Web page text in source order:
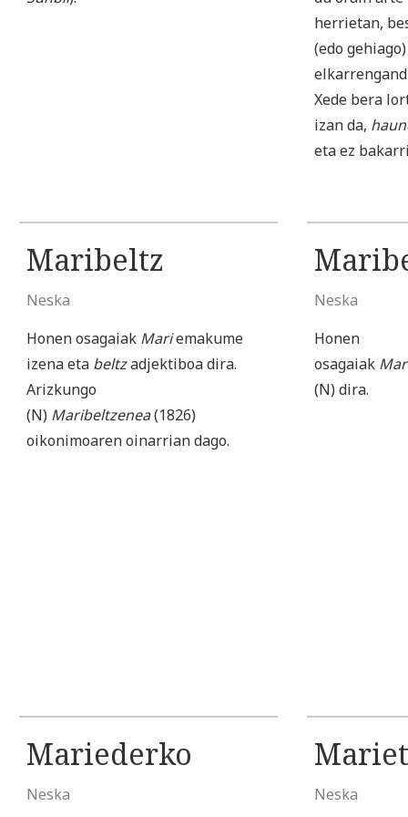
herrietan,
(edo
Xede bera
izan da,
eta ez
Maribeltz
Neska
Honen osagaiak Mariemakume
izena eta beltzadjektiboa dira.
Arizkungo
(N) Maribeltzenea(1826)
oikonimoaren oinarrian dago.
Neska
Honen
osagaiak
(N) dira.
Mariederko
Neska
Neska